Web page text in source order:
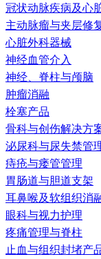
冠状动脉疾病及心
主动脉瘤与夹层修
心脏外科器械
神经血管介入
神经、脊柱与颅脑
肿瘤消融
栓塞产品
骨科与创伤解决方
泌尿科与尿失禁管
痔疮与瘘管管理
胃肠道与胆道支架
耳鼻喉及软组织消
眼科与视力护理
疼痛管理与脊柱
止血与组织封堵产